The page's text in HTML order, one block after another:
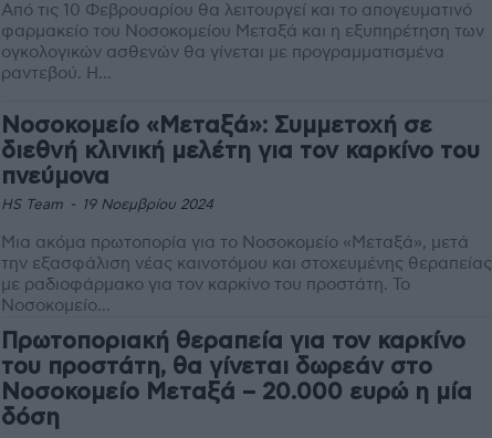
Από τις 10 Φεβρουαρίου θα λειτουργεί και το απογευματινό
φαρμακείο του Νοσοκομείου Μεταξά και η εξυπηρέτηση των
ογκολογικών ασθενών θα γίνεται με προγραμματισμένα
ραντεβού. Η...
Νοσοκομείο «Μεταξά»: Συμμετοχή σε
διεθνή κλινική μελέτη για τον καρκίνο του
πνεύμονα
HS Team - 19 Νοεμβρίου 2024
Μια ακόμα πρωτοπορία για το Νοσοκομείο «Μεταξά», μετά
την εξασφάλιση νέας καινοτόμου και στοχευμένης θεραπείας
με ραδιοφάρμακο για τον καρκίνο του προστάτη. Το
Νοσοκομείο...
Πρωτοποριακή θεραπεία για τον καρκίνο
του προστάτη, θα γίνεται δωρεάν στο
Νοσοκομείο Μεταξά – 20.000 ευρώ η μία
δόση